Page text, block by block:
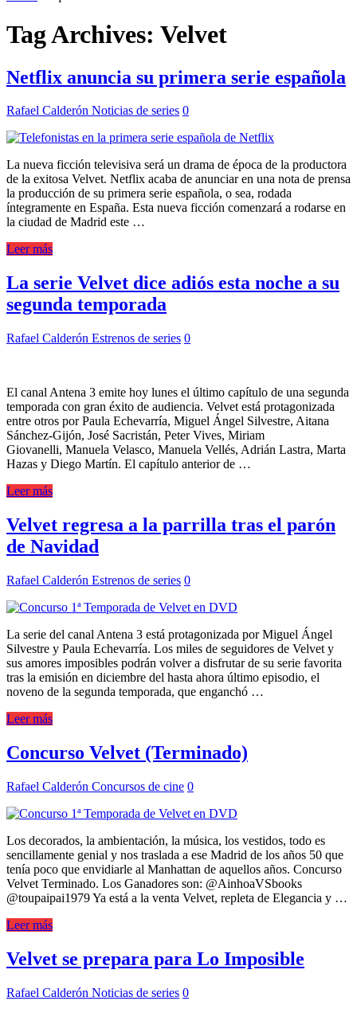
Tag Archives: Velvet
Netflix anuncia su primera serie española
Rafael Calderón Noticias de series 0
La nueva ficción televisiva será un drama de época de la productora
de la exitosa Velvet. Netflix acaba de anunciar en una nota de prensa
la producción de su primera serie española, o sea, rodada
íntegramente en España. Esta nueva ficción comenzará a rodarse en
la ciudad de Madrid este …
Leer más
La serie Velvet dice adiós esta noche a su
segunda temporada
Rafael Calderón Estrenos de series 0
El canal Antena 3 emite hoy lunes el último capítulo de una segunda
temporada con gran éxito de audiencia. Velvet está protagonizada
entre otros por Paula Echevarría, Miguel Ángel Silvestre, Aitana
Sánchez-Gijón, José Sacristán, Peter Vives, Miriam
Giovanelli, Manuela Velasco, Manuela Vellés, Adrián Lastra, Marta
Hazas y Diego Martín. El capítulo anterior de …
Leer más
Velvet regresa a la parrilla tras el parón
de Navidad
Rafael Calderón Estrenos de series 0
La serie del canal Antena 3 está protagonizada por Miguel Ángel
Silvestre y Paula Echevarría. Los miles de seguidores de Velvet y
sus amores imposibles podrán volver a disfrutar de su serie favorita
tras la emisión en diciembre del hasta ahora último episodio, el
noveno de la segunda temporada, que enganchó …
Leer más
Concurso Velvet (Terminado)
Rafael Calderón Concursos de cine 0
Los decorados, la ambientación, la música, los vestidos, todo es
sencillamente genial y nos traslada a ese Madrid de los años 50 que
tenía poco que envidiarle al Manhattan de aquellos años. Concurso
Velvet Terminado. Los Ganadores son: @AinhoaVSbooks
@toupaipai1979 Ya está a la venta Velvet, repleta de Elegancia y …
Leer más
Velvet se prepara para Lo Imposible
Rafael Calderón Noticias de series 0